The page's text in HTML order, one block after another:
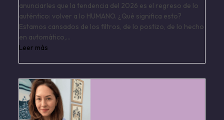
anunciarles que la tendencia del 2026 es el regreso de lo
auténtico: volver a lo HUMANO. ¿Qué significa esto?
Estamos cansados de los filtros, de lo postizo, de lo hecho
en automático,…
Leer más